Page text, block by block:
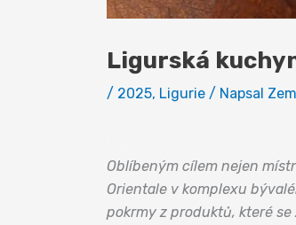
Ligurská
/ 2025, Ligurie / Napsal
Oblíbeným cílem nejen
Orientale v komplexu
pokrmy z produktů, které